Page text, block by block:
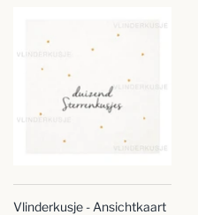
Vlinderkusje - Ansichtkaart